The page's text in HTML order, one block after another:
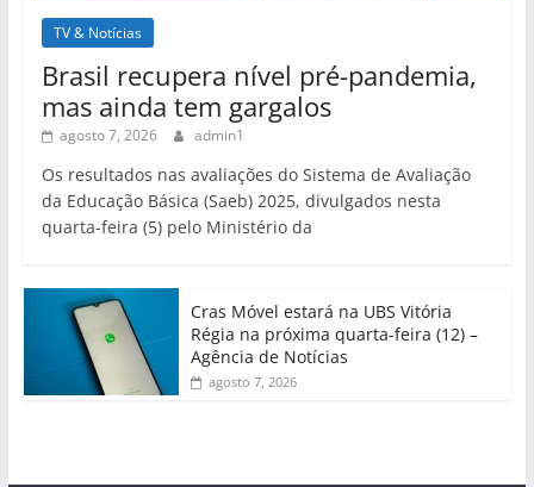
TV & Notícias
Brasil recupera nível pré-pandemia,
mas ainda tem gargalos
agosto 7, 2026 admin1
Os resultados nas avaliações do Sistema de Avaliação
da Educação Básica (Saeb) 2025, divulgados nesta
quarta-feira (5) pelo Ministério da
Cras Móvel estará na UBS Vitória
Régia na próxima quarta-feira (12) –
Agência de Notícias
agosto 7, 2026